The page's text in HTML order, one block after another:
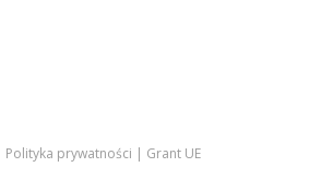
Polityka prywatności Grant UE